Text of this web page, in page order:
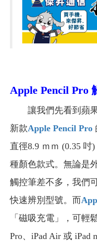
Apple Pencil Pro
讓我們先看到蘋果
新款Apple Pencil Pro
直徑8.9 ｍｍ (0.35 吋
種顏色款式。無論是
觸控筆差不多，我們
快速辨別型號。而
「磁吸充電」，可輕
Pro、iPad Air 或